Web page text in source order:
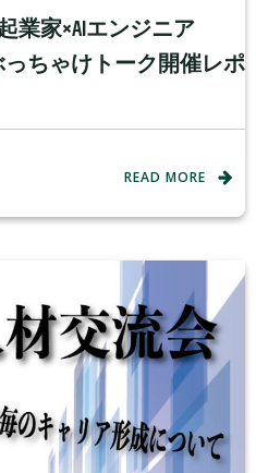
業家×AIエンジニア
っちゃけトーク開催レポ
READ MORE